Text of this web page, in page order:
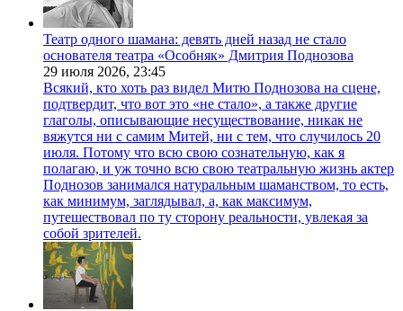
Театр одного шамана: девять дней назад не стало
основателя театра «Особняк» Дмитрия Поднозова
29 июля 2026, 23:45
Всякий, кто хоть раз видел Митю Поднозова на сцене,
подтвердит, что вот это «не стало», а также другие
глаголы, описывающие несуществование, никак не
вяжутся ни с самим Митей, ни с тем, что случилось 20
июля. Потому что всю свою сознательную, как я
полагаю, и уж точно всю свою театральную жизнь актер
Поднозов занимался натуральным шаманством, то есть,
как минимум, заглядывал, а, как максимум,
путешествовал по ту сторону реальности, увлекая за
собой зрителей.